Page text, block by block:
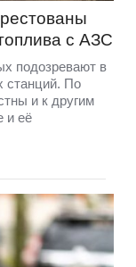
с АЗС
подозревают в
станций. По
и к другим
и её